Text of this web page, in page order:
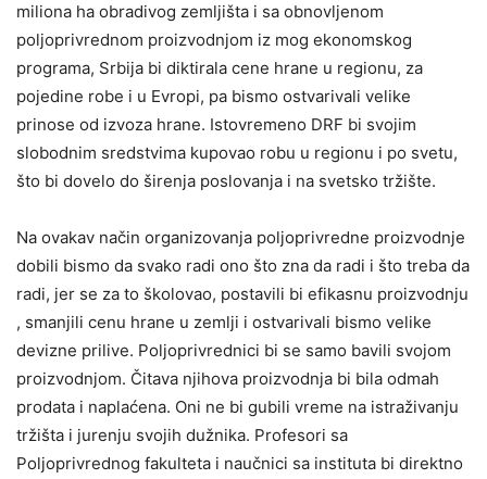
miliona ha obradivog zemljišta i sa obnovljenom
poljoprivrednom proizvodnjom iz mog ekonomskog
programa, Srbija bi diktirala cene hrane u regionu, za
pojedine robe i u Evropi, pa bismo ostvarivali velike
prinose od izvoza hrane. Istovremeno DRF bi svojim
slobodnim sredstvima kupovao robu u regionu i po svetu,
što bi dovelo do širenja poslovanja i na svetsko tržište.
Na ovakav način organizovanja poljoprivredne proizvodnje
dobili bismo da svako radi ono što zna da radi i što treba da
radi, jer se za to školovao, postavili bi efikasnu proizvodnju
, smanjili cenu hrane u zemlji i ostvarivali bismo velike
devizne prilive. Poljoprivrednici bi se samo bavili svojom
proizvodnjom. Čitava njihova proizvodnja bi bila odmah
prodata i naplaćena. Oni ne bi gubili vreme na istraživanju
tržišta i jurenju svojih dužnika. Profesori sa
Poljoprivrednog fakulteta i naučnici sa instituta bi direktno